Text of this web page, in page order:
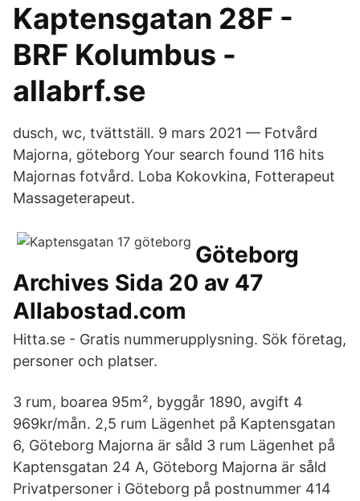
Kaptensgatan 28F -
BRF Kolumbus -
allabrf.se
dusch, wc, tvättställ. 9 mars 2021 — Fotvård
Majorna, göteborg Your search found 116 hits
Majornas fotvård. Loba Kokovkina, Fotterapeut
Massageterapeut.
Göteborg
Archives Sida 20 av 47
Allabostad.com
Hitta.se - Gratis nummerupplysning. Sök företag,
personer och platser.
3 rum, boarea 95m², byggår 1890, avgift 4
969kr/mån. 2,5 rum Lägenhet på Kaptensgatan
6, Göteborg Majorna är såld 3 rum Lägenhet på
Kaptensgatan 24 A, Göteborg Majorna är såld
Privatpersoner i Göteborg på postnummer 414